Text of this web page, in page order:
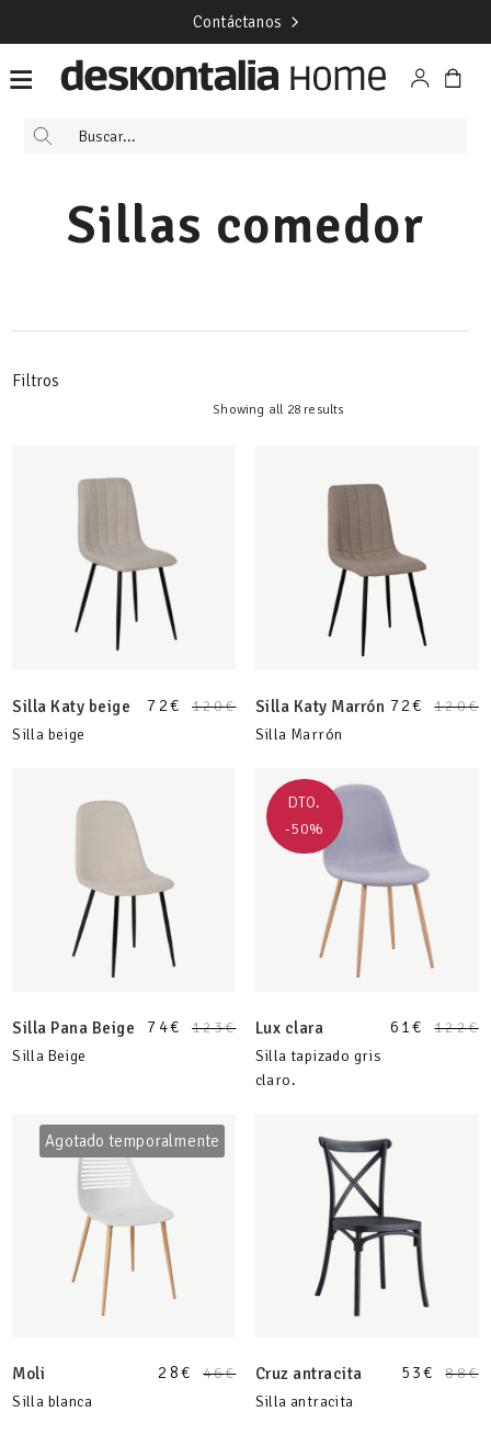
Contáctanos
Sillas comedor
Filtros
Showing all 28 results
72€ 120€
Silla Katy beige
Silla beige
72€ 120€
Silla Katy Marrón
Silla Marrón
74€ 123€
Silla Pana Beige
Silla Beige
61€ 122€
Lux clara
Silla tapizado gris
claro.
DTO.
-50%
28€ 46€
Moli
Silla blanca
Agotado temporalmente
53€ 88€
Cruz antracita
Silla antracita